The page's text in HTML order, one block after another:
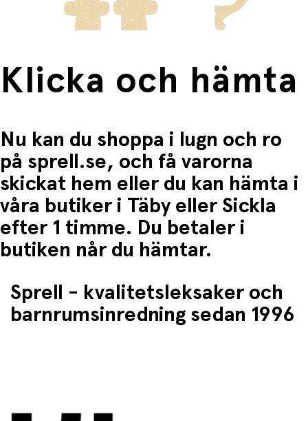
Om Sylvanian Familys:
I Sylvanians värld hittar du söta små djurfigurer och
möbler, butiker och massor av tillbehör. Du kan enkelt
sätta ihop flera delar så att du kan bygga din egen stad.
och kan gå i arv.
Klicka och hämta
Nu kan du shoppa i lugn och ro
på sprell.se, och få varorna
skickat hem eller du kan hämta i
våra butiker i Täby eller Sickla
efter 1 timme. Du betaler i
butiken når du hämtar.
Sprell - kvalitetsleksaker och
barnrumsinredning sedan 1996